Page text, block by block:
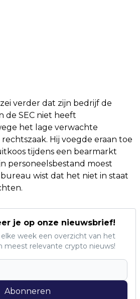
verder dat zijn bedrijf de
de SEC niet heeft
het lage verwachte
Hij voegde eraan toe
tijdens een bearmarkt
personeelsbestand moest
wist dat het niet in staat
je op onze nieuwsbrief!
week een overzicht van het
meest relevante crypto nieuws!
Abonneren